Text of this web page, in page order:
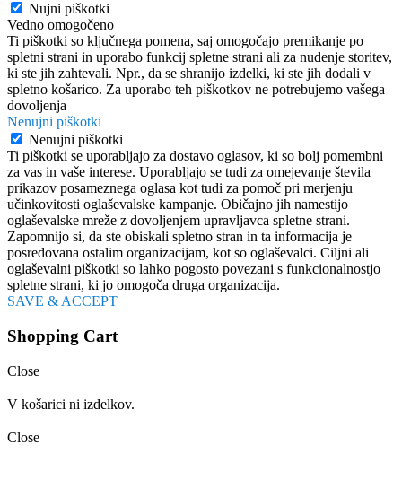
Nujni piškotki
Vedno omogočeno
Ti piškotki so ključnega pomena, saj omogočajo premikanje po
spletni strani in uporabo funkcij spletne strani ali za nudenje storitev,
ki ste jih zahtevali. Npr., da se shranijo izdelki, ki ste jih dodali v
spletno košarico. Za uporabo teh piškotkov ne potrebujemo vašega
dovoljenja
Nenujni piškotki
Nenujni piškotki
Ti piškotki se uporabljajo za dostavo oglasov, ki so bolj pomembni
za vas in vaše interese. Uporabljajo se tudi za omejevanje števila
prikazov posameznega oglasa kot tudi za pomoč pri merjenju
učinkovitosti oglaševalske kampanje. Običajno jih namestijo
oglaševalske mreže z dovoljenjem upravljavca spletne strani.
Zapomnijo si, da ste obiskali spletno stran in ta informacija je
posredovana ostalim organizacijam, kot so oglaševalci. Ciljni ali
oglaševalni piškotki so lahko pogosto povezani s funkcionalnostjo
spletne strani, ki jo omogoča druga organizacija.
SAVE & ACCEPT
Shopping Cart
Close
V košarici ni izdelkov.
Close